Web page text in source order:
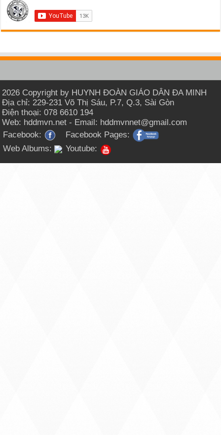
2026 Copyright by HUYNH ĐOÀN GIÁO DÂN ĐA MINH
Địa chỉ: 229-231 Võ Thị Sáu, P.7, Q.3, Sài Gòn
Điện thoại: 078 6610 194
Web: hddmvn.net - Email: hddmvnnet@gmail.com
Facebook:
Facebook Pages:
Web Albums:
Youtube: